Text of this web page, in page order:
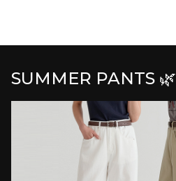
SUMMER PANTS 🌿